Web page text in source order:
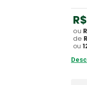
R$
ou
de
ou